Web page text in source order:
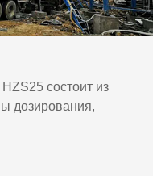
состоит из
дозирования,